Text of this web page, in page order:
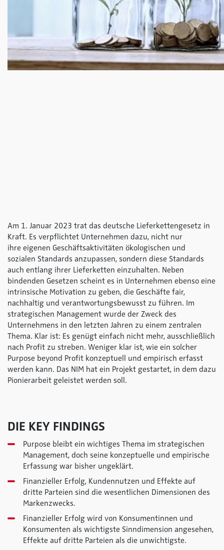
Am 1. Januar 2023 trat das deutsche Lieferkettengesetz in
Kraft. Es verpflichtet Unternehmen dazu, nicht nur
ihre eigenen Geschäftsaktivitäten ökologischen und
sozialen Standards anzupassen, sondern diese Standards
auch entlang ihrer Lieferketten einzuhalten. Neben
bindenden Gesetzen scheint es in Unternehmen ebenso eine
intrinsische Motivation zu geben, die Geschäfte fair,
nachhaltig und verantwortungsbewusst zu führen. Im
strategischen Management wurde der Zweck des
Unternehmens in den letzten Jahren zu einem zentralen
Thema. Klar ist: Es genügt einfach nicht mehr, ausschließlich
nach Profit zu streben. Weniger klar ist, wie ein solcher
Purpose beyond Profit konzeptuell und empirisch erfasst
werden kann. Das NIM hat ein Projekt gestartet, in dem dazu
Pionierarbeit geleistet werden soll.
DIE KEY FINDINGS
Purpose bleibt ein wichtiges Thema im strategischen
Management, doch seine konzeptuelle und empirische
Erfassung war bisher ungeklärt.
Finanzieller Erfolg, Kundennutzen und Effekte auf
dritte Parteien sind die wesentlichen Dimensionen des
Markenzwecks.
Finanzieller Erfolg wird von Konsumentinnen und
Konsumenten als wichtigste Sinndimension angesehen,
Effekte auf dritte Parteien als die unwichtigste.